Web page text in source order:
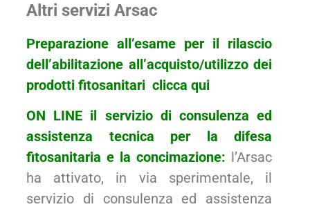
Altri servizi Arsac
Preparazione all’esame per il rilascio
dell’abilitazione all’acquisto/utilizzo dei
prodotti fitosanitari clicca qui
ON LINE il servizio di consulenza ed
assistenza tecnica per la difesa
fitosanitaria e la concimazione: l’Arsac
ha attivato, in via sperimentale, il
servizio di consulenza ed assistenza